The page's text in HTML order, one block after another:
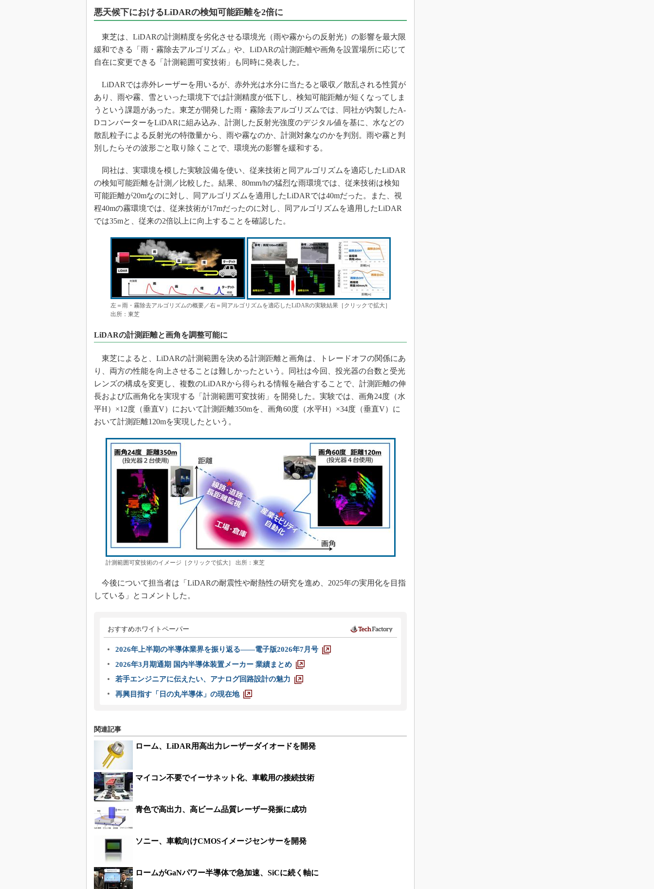
悪天候下におけるLiDARの検知可能距離を2倍に
東芝は、LiDARの計測精度を劣化させる環境光（雨や霧からの反射光）の影響を最大限
緩和できる「雨・霧除去アルゴリズム」や、LiDARの計測距離や画角を設置場所に応じて
自在に変更できる「計測範囲可変技術」も同時に発表した。
LiDARでは赤外レーザーを用いるが、赤外光は水分に当たると吸収／散乱される性質が
あり、雨や霧、雪といった環境下では計測精度が低下し、検知可能距離が短くなってしま
うという課題があった。東芝が開発した雨・霧除去アルゴリズムでは、同社が内製したA-
DコンバーターをLiDARに組み込み、計測した反射光強度のデジタル値を基に、水などの
散乱粒子による反射光の特徴量から、雨や霧なのか、計測対象なのかを判別。雨や霧と判
別したらその波形ごと取り除くことで、環境光の影響を緩和する。
同社は、実環境を模した実験設備を使い、従来技術と同アルゴリズムを適応したLiDAR
の検知可能距離を計測／比較した。結果、80mm/hの猛烈な雨環境では、従来技術は検知
可能距離が20mなのに対し、同アルゴリズムを適用したLiDARでは40mだった。また、視
程40mの霧環境では、従来技術が17mだったのに対し、同アルゴリズムを適用したLiDAR
では35mと、従来の2倍以上に向上することを確認した。
左＝雨・霧除去アルゴリズムの概要／右＝同アルゴリズムを適応したLiDARの実験結果［クリックで拡大］
出所：東芝
LiDARの計測距離と画角を調整可能に
東芝によると、LiDARの計測範囲を決める計測距離と画角は、トレードオフの関係にあ
り、両方の性能を向上させることは難しかったという。同社は今回、投光器の台数と受光
レンズの構成を変更し、複数のLiDARから得られる情報を融合することで、計測距離の伸
長および広画角化を実現する「計測範囲可変技術」を開発した。実験では、画角24度（水
平H）×12度（垂直V）において計測距離350mを、画角60度（水平H）×34度（垂直V）に
おいて計測距離120mを実現したという。
計測範囲可変技術のイメージ［クリックで拡大］ 出所：東芝
今後について担当者は「LiDARの耐震性や耐熱性の研究を進め、2025年の実用化を目指
している」とコメントした。
おすすめホワイトペーパー
2026年上半期の半導体業界を振り返る――電子版2026年7月号
2026年3月期通期 国内半導体装置メーカー 業績まとめ
若手エンジニアに伝えたい、アナログ回路設計の魅力
再興目指す「日の丸半導体」の現在地
関連記事
ローム、LiDAR用高出力レーザーダイオードを開発
マイコン不要でイーサネット化、車載用の接続技術
青色で高出力、高ビーム品質レーザー発振に成功
ソニー、車載向けCMOSイメージセンサーを開発
ロームがGaNパワー半導体で急加速、SiCに続く軸に